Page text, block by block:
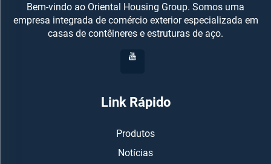
Bem-vindo ao Oriental Housing Group. Somos uma
empresa integrada de comércio exterior especializada em
casas de contêineres e estruturas de aço.
Link Rápido
Produtos
Notícias